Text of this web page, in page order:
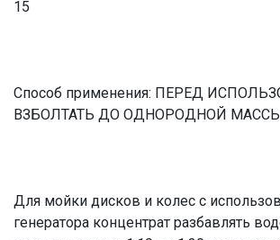
15
Способ применения: ПЕРЕД
ВЗБОЛТАТЬ ДО ОДНОРОДНОЙ
Для мойки дисков и колес с
генератора концентрат разбавлять